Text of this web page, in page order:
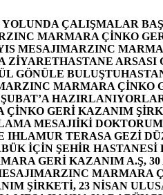
YOLUNDA ÇALIŞMALAR
MARMARA ÇİNKO
MESAJIMARZINC
ZİYARETHASTANE ARSASI
GÖNÜLE BULUŞTU
MARMARA ÇİNKO
ŞUBAT’A
GERİ KAZANIM
MESAJIİKİ
IHLAMUR TERASA GEZİ
İÇİN ŞEHİR
GERİ KAZANIM A.Ş,
MARZINC MARMARA
ŞİRKETİ, 23 NİSAN